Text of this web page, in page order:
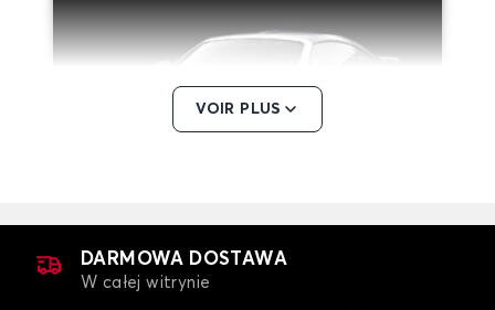
PT CRUISER
VOIR PLUS
DARMOWA DOSTAWA
W całej witrynie